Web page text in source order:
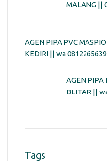
MALANG ||
AGEN PIPA PVC
KEDIRI || wa
AGEN PIPA
BLITAR ||
Tags